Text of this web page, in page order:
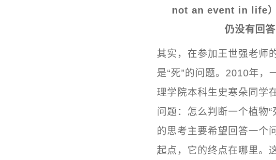
not an event in life）
仍没有回
其实，在参加王世强老师
是“死”的问题。2010年，
理学院本科生史寒朵同学
问题：怎么判断一个植物
的思考主要希望回答一个
起点，它的终点在哪里。